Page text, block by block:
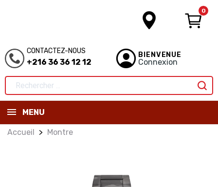
0
CONTACTEZ-NOUS
+216 36 36 12 12
BIENVENUE
Connexion
MENU
Accueil Montre